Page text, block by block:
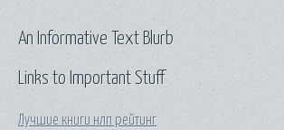
Links to Important Stuff
Лучшие книги нлп рейтинг
An Informative Text Blurb